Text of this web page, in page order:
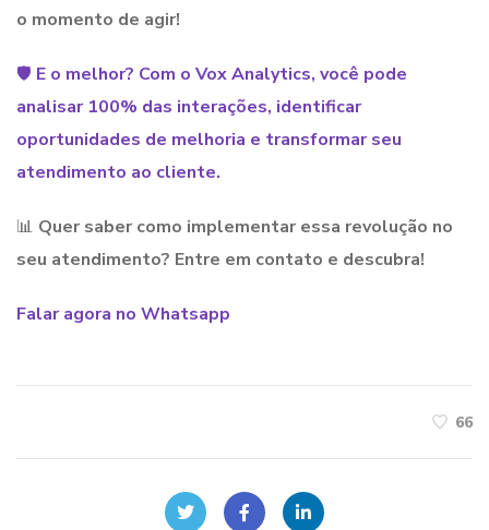
o momento de agir!
🛡 E o melhor? Com o Vox Analytics, você pode
analisar 100% das interações, identificar
oportunidades de melhoria e transformar seu
atendimento ao cliente.
📊 Quer saber como implementar essa revolução no
seu atendimento? Entre em contato e descubra!
Falar agora no Whatsapp
66